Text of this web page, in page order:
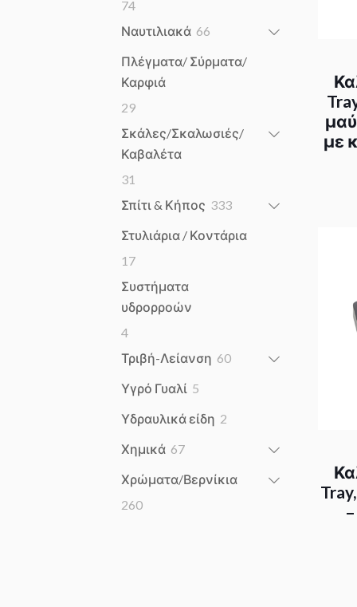
με
7474
products
Ναυτιλιακά 66
Πλέγματα/ Σύρματα/
Καρφιά
2929
products
Σκάλες/Σκαλωσιές/
Καβαλέτα
31
products
Σπίτι & Κήπος 333333
Στυλιάρια / Κοντάρια
1717
products
Συστήματα
υδρορροών
44
products
Τριβή-Λείανση 6060
Υγρό Γυαλί 5
Υδραυλικά είδη 2
Χημικά 6767
Χρώματα/Βερνίκια
260260